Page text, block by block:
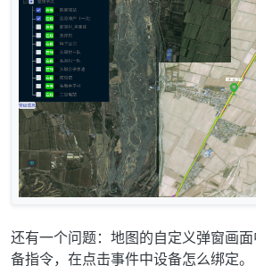
还有一个问题：地图的自定义弹窗画
备指令，在点击事件中设备怎么绑定。